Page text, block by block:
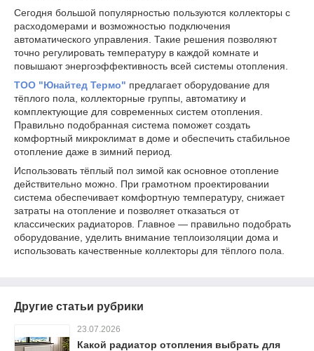
Сегодня большой популярностью пользуются коллекторы с
расходомерами и возможностью подключения
автоматического управления. Такие решения позволяют
точно регулировать температуру в каждой комнате и
повышают энергоэффективность всей системы отопления.
ТОО "Юнайтед Термо" предлагает оборудование для
тёплого пола, коллекторные группы, автоматику и
комплектующие для современных систем отопления.
Правильно подобранная система поможет создать
комфортный микроклимат в доме и обеспечить стабильное
отопление даже в зимний период.
Использовать тёплый пол зимой как основное отопление
действительно можно. При грамотном проектировании
система обеспечивает комфортную температуру, снижает
затраты на отопление и позволяет отказаться от
классических радиаторов. Главное — правильно подобрать
оборудование, уделить внимание теплоизоляции дома и
использовать качественные коллекторы для тёплого пола.
Другие статьи рубрики
23.07.2026
Какой радиатор отопления выбрать для